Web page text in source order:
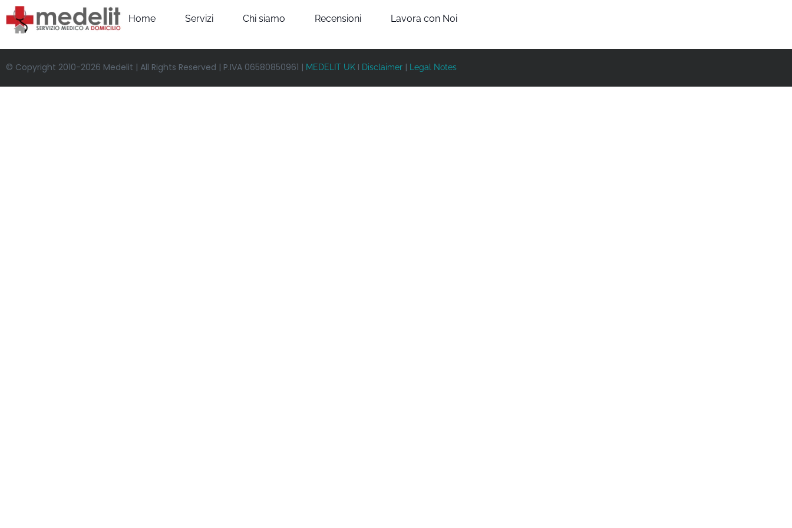
Home Servizi Chi siamo Recensioni Lavora con Noi
© Copyright 2010-2026 Medelit | All Rights Reserved | P.IVA 06580850961 | MEDELIT UK I Disclaimer | Legal Notes